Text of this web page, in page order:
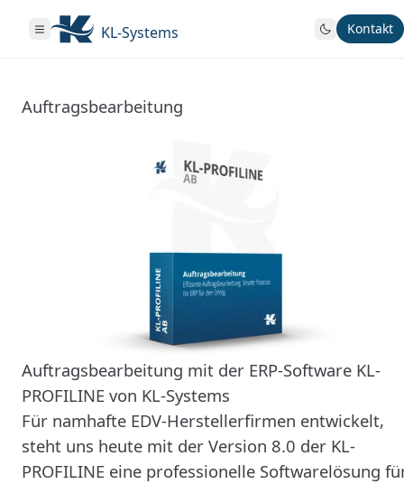
KL-Systems Kontakt
Auftragsbearbeitung
Auftragsbearbeitung mit der ERP-Software KL-
PROFILINE von KL-Systems
Für namhafte EDV-Herstellerfirmen entwickelt,
steht uns heute mit der Version 8.0 der KL-
PROFILINE eine professionelle Softwarelösung